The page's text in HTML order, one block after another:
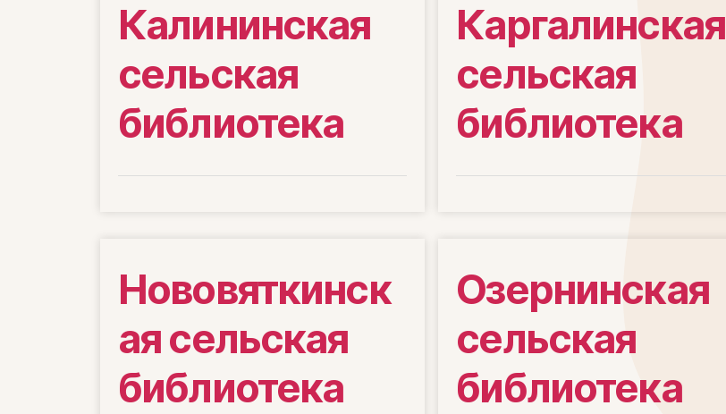
Калининская
сельская
библиотека
Каргалинская
сельская
библиотека
Нововяткинск
ая сельская
библиотека
Озернинская
сельская
библиотека